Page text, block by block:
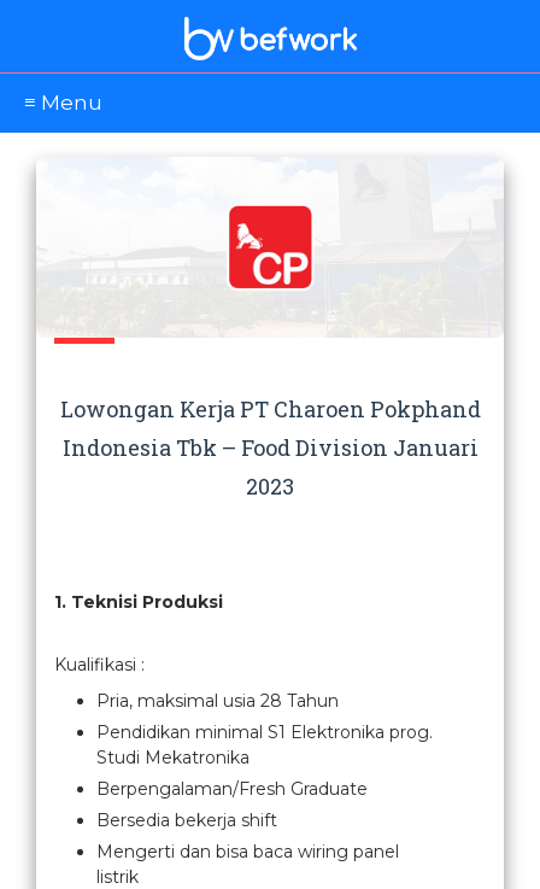
≡ Menu
Lowongan Kerja PT Charoen Pokphand
Indonesia Tbk – Food Division Januari
2023
1. Teknisi Produksi
Kualifikasi :
Pria, maksimal usia 28 Tahun
Pendidikan minimal S1 Elektronika prog.
Studi Mekatronika
Berpengalaman/Fresh Graduate
Bersedia bekerja shift
Mengerti dan bisa baca wiring panel
listrik